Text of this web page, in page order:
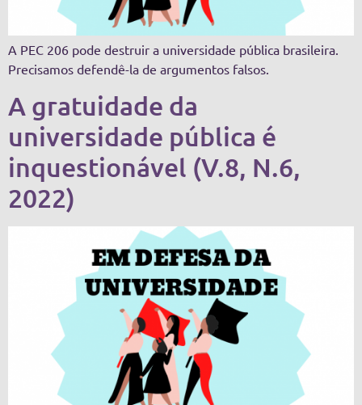
A PEC 206 pode destruir a universidade pública brasileira.
Precisamos defendê-la de argumentos falsos.
A gratuidade da
universidade pública é
inquestionável (V.8, N.6,
2022)